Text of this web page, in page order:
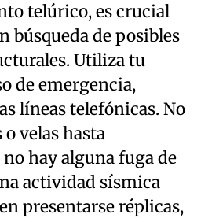
telúrico, es crucial
búsqueda de posibles
Utiliza tu
de emergencia,
líneas telefónicas. No
velas hasta
hay alguna fuga de
actividad sísmica
presentarse réplicas,